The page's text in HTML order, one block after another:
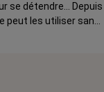
se détendre... Depuis
peut les utiliser sans